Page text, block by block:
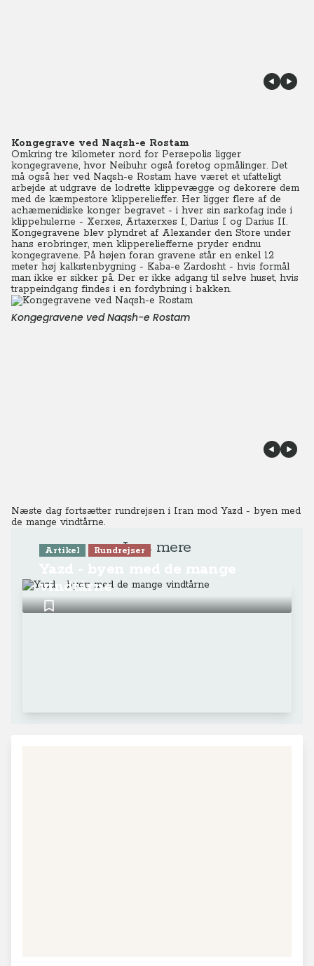
Kongegrave ved Naqsh-e Rostam
Omkring tre kilometer nord for Persepolis ligger
kongegravene, hvor Neibuhr også foretog opmålinger. Det
må også her ved Naqsh-e Rostam have været et ufatteligt
arbejde at udgrave de lodrette klippevægge og dekorere dem
med de kæmpestore klipperelieffer. Her ligger flere af de
achæmenidiske konger begravet - i hver sin sarkofag inde i
klippehulerne - Xerxes, Artaxerxes I, Darius I og Darius II.
Kongegravene blev plyndret af Alexander den Store under
hans erobringer, men klippereliefferne pryder endnu
kongegravene. På højen foran gravene står en enkel 12
meter høj kalkstenbygning - Kaba-e Zardosht - hvis formål
man ikke er sikker på. Der er ikke adgang til selve huset, hvis
trappeindgang findes i en fordybning i bakken.
Kongegravene ved Naqsh-e Rostam
Næste dag fortsætter rundrejsen i Iran mod Yazd - byen med
de mange vindtårne.
Læs mere
Artikel Rundrejser
vindtårne